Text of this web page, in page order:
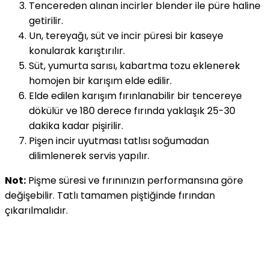
Tencereden alınan incirler blender ile püre haline
getirilir.
Un, tereyağı, süt ve incir püresi bir kaseye
konularak karıştırılır.
Süt, yumurta sarısı, kabartma tozu eklenerek
homojen bir karışım elde edilir.
Elde edilen karışım fırınlanabilir bir tencereye
dökülür ve 180 derece fırında yaklaşık 25-30
dakika kadar pişirilir.
Pişen incir uyutması tatlısı soğumadan
dilimlenerek servis yapılır.
Not: Pişme süresi ve fırınınızın performansına göre
değişebilir. Tatlı tamamen piştiğinde fırından
çıkarılmalıdır.